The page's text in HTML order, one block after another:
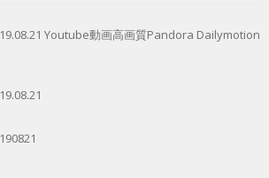
Youtube動画高画質Pandora Dailymotion